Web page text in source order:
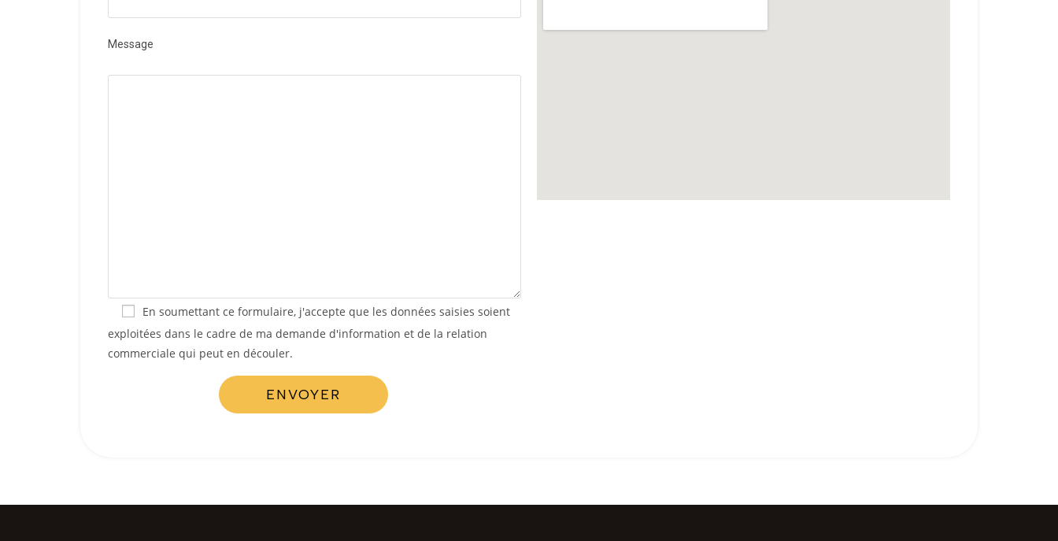
Message
En soumettant ce formulaire, j'accepte que les données saisies soient
exploitées dans le cadre de ma demande d'information et de la relation
commerciale qui peut en découler.